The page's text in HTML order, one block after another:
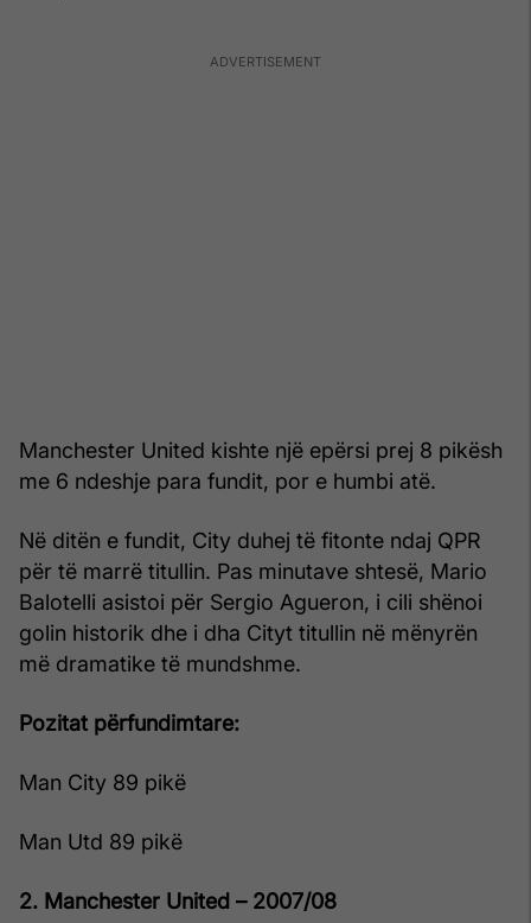
Manchester United kishte një epërsi prej 8 pikësh
me 6 ndeshje para fundit, por e humbi atë.
Në ditën e fundit, City duhej të fitonte ndaj QPR
për të marrë titullin. Pas minutave shtesë, Mario
Balotelli asistoi për Sergio Agueron, i cili shënoi
golin historik dhe i dha Cityt titullin në mënyrën
më dramatike të mundshme.
Pozitat përfundimtare:
Man City 89 pikë
Man Utd 89 pikë
2. Manchester United – 2007/08